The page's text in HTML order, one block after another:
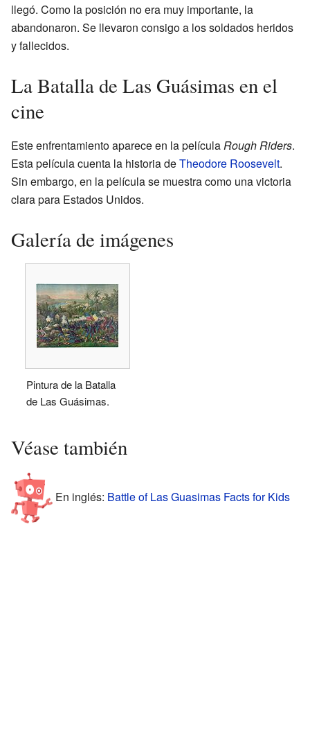
llegó. Como la posición no era muy importante, la
abandonaron. Se llevaron consigo a los soldados heridos
y fallecidos.
La Batalla de Las Guásimas en el
cine
Este enfrentamiento aparece en la películaRough Riders.
Esta película cuenta la historia deTheodore Roosevelt.
Sin embargo, en la película se muestra como una victoria
clara para Estados Unidos.
Galería de imágenes
Pintura de la Batalla
de Las Guásimas.
Véase también
En inglés: Battle of Las Guasimas Facts for Kids